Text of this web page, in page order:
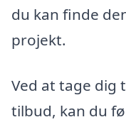
du kan finde
projekt.
Ved at tage dig
tilbud, kan du